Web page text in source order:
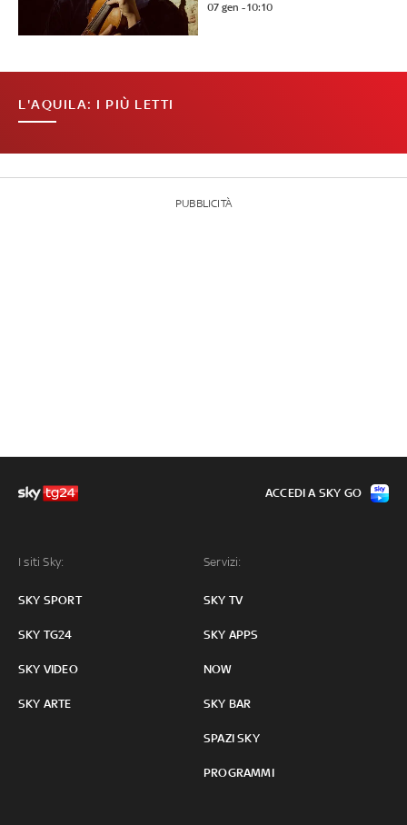
07 gen - 10:10
L'AQUILA: I PIÙ LETTI
PUBBLICITÀ
I siti Sky:
SKY SPORT
SKY TG24
SKY VIDEO
SKY ARTE
Servizi:
SKY TV
SKY APPS
NOW
SKY BAR
SPAZI SKY
PROGRAMMI
ACCEDI A SKY GO